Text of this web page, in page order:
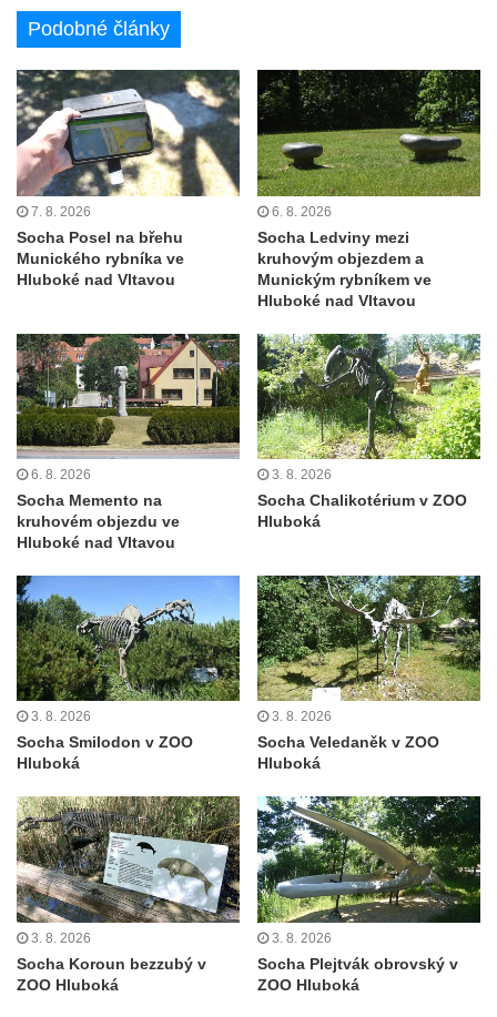
na Mezní Louce
Kamenný obelisk na vyhlídce u Pravčické
brány
Sousoší svatého Václava, svatého Floriána
a svatého Jana Nepomuckého východně
od Mezné
Socha vodníka na trase naučné stezky v
Srbské Kamenici
Podstavec v zámecké zahradě v Duchcově
Sousoší dětí u obecního úřadu v Janově
Socha Andromedé u pavilonu Reinerovy
fresky v Duchcově
Socha Amfitrité u pavilonu Reinerovy fresky
v Duchcově
Socha Flóry u pavilonu Reinerovy fresky v
Socha Afrodité u pavilonu Reinerovy fresky
v Duchcově
Pamětní kámen rybníka Barbory v
Duchcově
Delfín na Sfingovém rybníku v zámeckém
parku v Duchcově
Sfinga II. na Sfingovém rybníku v
zámeckém parku v Duchcově
Sfinga I. na Sfingovém rybníku v zámeckém
parku v Duchcově
Socha Minervy na nádvoří zámku v
Duchcově
Socha Herkula se saní na nádvoří zámku v
Socha Herkula se lvem na nádvoří zámku v
Duchcově
Podobné články
7. 8. 2026
Socha Posel na břehu
Munického rybníka ve
Hluboké nad Vltavou
6. 8. 2026
Socha Ledviny mezi
kruhovým objezdem a
Munickým rybníkem ve
Hluboké nad Vltavou
6. 8. 2026
Socha Memento na
kruhovém objezdu ve
Hluboké nad Vltavou
3. 8. 2026
Socha Chalikotérium v ZOO
Hluboká
3. 8. 2026
Socha Smilodon v ZOO
Hluboká
3. 8. 2026
Socha Veledaněk v ZOO
Hluboká
3. 8. 2026
Socha Koroun bezzubý v
ZOO Hluboká
3. 8. 2026
Socha Plejtvák obrovský v
ZOO Hluboká